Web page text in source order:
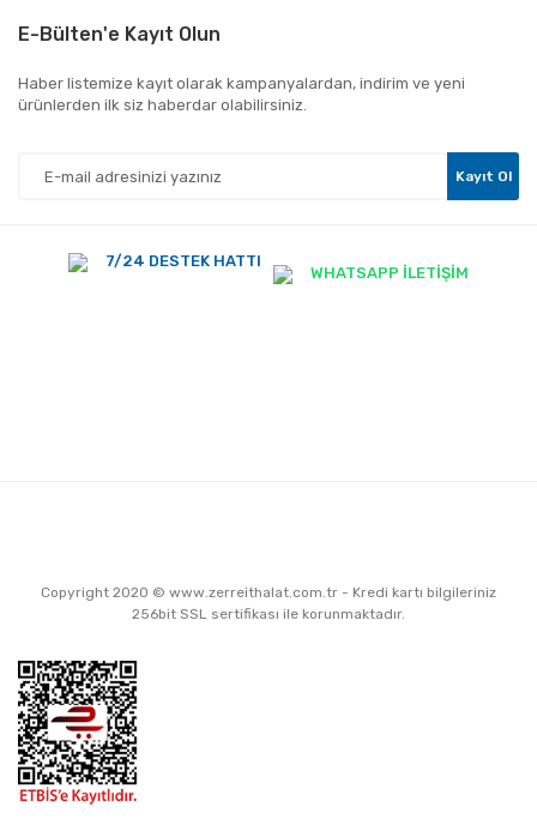
E-Bülten'e Kayıt Olun
Haber listemize kayıt olarak kampanyalardan, indirim ve yeni
ürünlerden ilk siz haberdar olabilirsiniz.
Kayıt Ol
7/24 DESTEK HATTI
WHATSAPP İLETİŞİM
Copyright 2020 © www.zerreithalat.com.tr - Kredi kartı bilgileriniz
256bit SSL sertifikası ile korunmaktadır.